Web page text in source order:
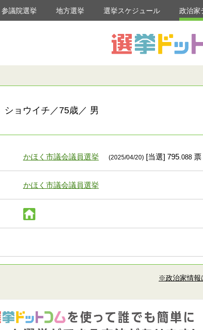
参議院選挙 地方選挙 選挙スケジュール 政治家
ショウイチ／75歳／ 男
かほく市議会議員選挙 (2025/04/20)[当選] 795.088票
かほく市議会議員選挙
※政治家情報